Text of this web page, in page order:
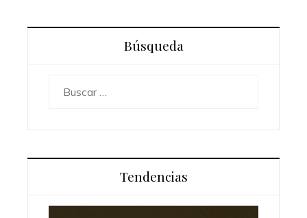
Búsqueda
Tendencias